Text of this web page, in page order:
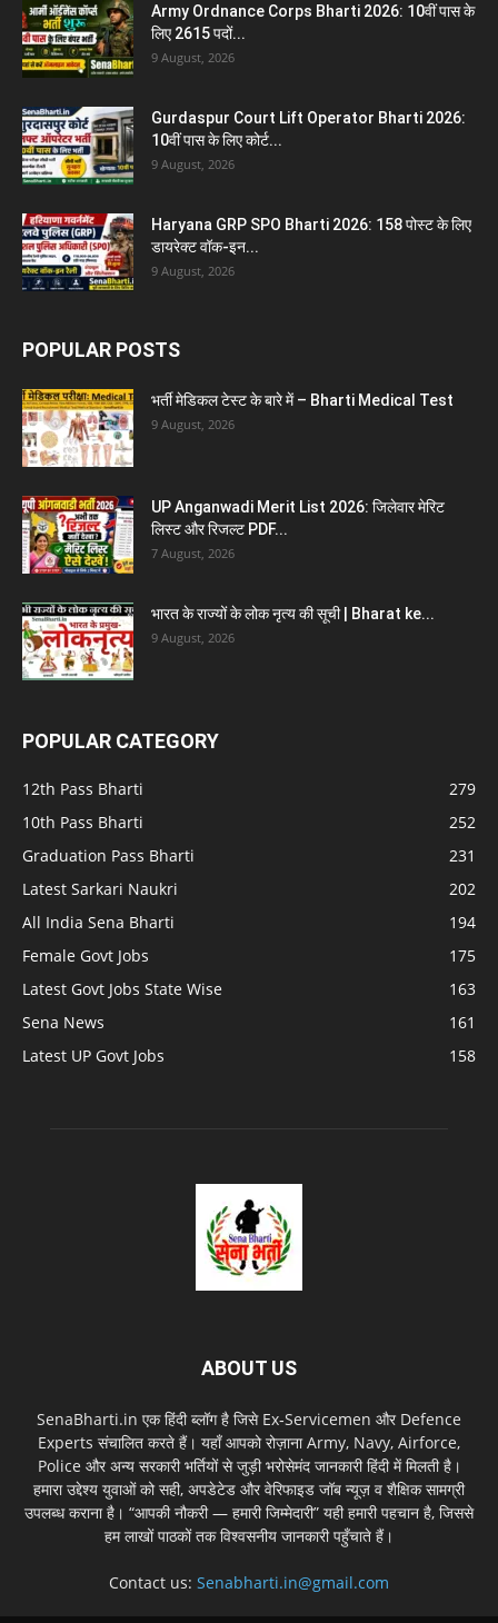
Army Ordnance Corps Bharti 2026: 10वीं पास के
लिए 2615 पदों...
9 August, 2026
Gurdaspur Court Lift Operator Bharti 2026:
10वीं पास के लिए कोर्ट...
9 August, 2026
Haryana GRP SPO Bharti 2026: 158 पोस्ट के लिए
डायरेक्ट वॉक-इन...
9 August, 2026
POPULAR POSTS
भर्ती मेडिकल टेस्ट के बारे में – Bharti Medical Test
9 August, 2026
UP Anganwadi Merit List 2026: जिलेवार मेरिट
लिस्ट और रिजल्ट PDF...
7 August, 2026
भारत के राज्यों के लोक नृत्य की सूची | Bharat ke...
9 August, 2026
POPULAR CATEGORY
12th Pass Bharti
279
10th Pass Bharti
252
Graduation Pass Bharti
231
Latest Sarkari Naukri
202
All India Sena Bharti
194
Female Govt Jobs
175
Latest Govt Jobs State Wise
163
Sena News
161
Latest UP Govt Jobs
158
ABOUT US
SenaBharti.in एक हिंदी ब्लॉग है जिसे Ex‑Servicemen और Defence
Experts संचालित करते हैं। यहाँ आपको रोज़ाना Army, Navy, Airforce,
Police और अन्य सरकारी भर्तियों से जुड़ी भरोसेमंद जानकारी हिंदी में मिलती है।
हमारा उद्देश्य युवाओं को सही, अपडेटेड और वेरिफाइड जॉब न्यूज़ व शैक्षिक सामग्री
उपलब्ध कराना है। “आपकी नौकरी — हमारी जिम्मेदारी” यही हमारी पहचान है, जिससे
हम लाखों पाठकों तक विश्वसनीय जानकारी पहुँचाते हैं।
Contact us: Senabharti.in@gmail.com